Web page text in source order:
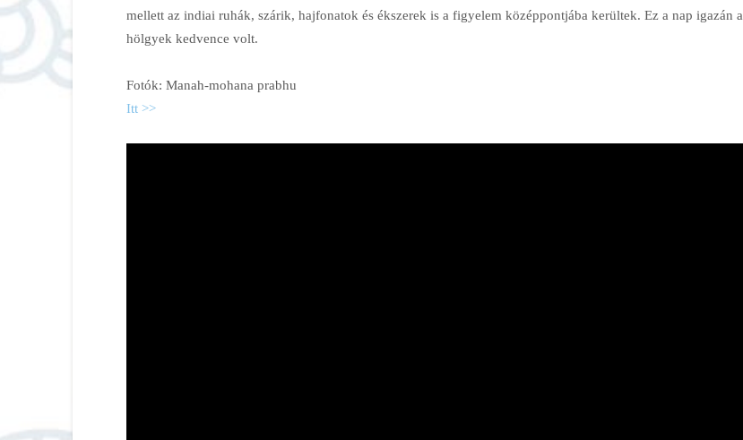
mellett az indiai ruhák, szárik, hajfonatok és ékszerek is a figyelem középpontjába kerültek. Ez a nap igazán a
hölgyek kedvence volt.
Fotók: Manah-mohana prabhu
Itt >>